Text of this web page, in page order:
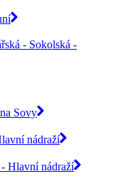
- Sokolská -
Sovy
nádraží
Hlavní nádraží